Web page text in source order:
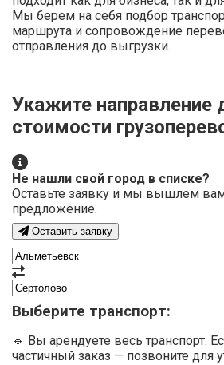
Мы берем на себя подбор
маршрута и сопровождение
отправления до выгрузки.
Укажите направление
стоимости
Не нашли свой город в списке?
Оставьте заявку и мы вышлем
предложение.
Оставить заявку
Выберите транспорт:
🔹 Вы арендуете весь транспорт.
частичный заказ — позвоните для